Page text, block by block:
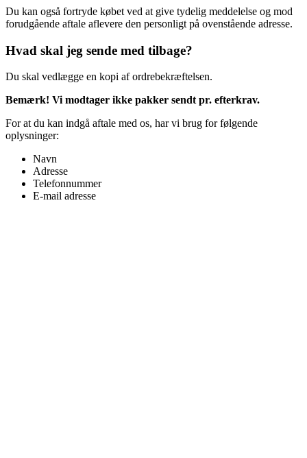
Du kan også fortryde købet ved at give tydelig meddelelse og mod
forudgående aftale aflevere den personligt på ovenstående adresse.
Hvad skal jeg sende med tilbage?
Du skal vedlægge en kopi af ordrebekræftelsen.
Bemærk! Vi modtager ikke pakker sendt pr. efterkrav.
For at du kan indgå aftale med os, har vi brug for følgende
oplysninger:
Navn
Adresse
Telefonnummer
E-mail adresse